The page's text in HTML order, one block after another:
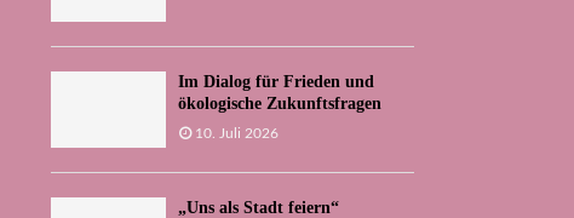
Im Dialog für Frieden und
ökologische Zukunftsfragen
10. Juli 2026
„Uns als Stadt feiern“